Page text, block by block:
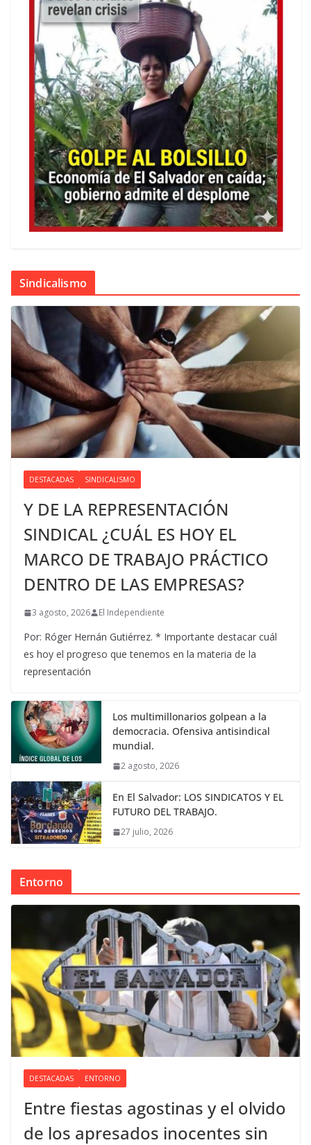
Sindicalismo
DESTACADAS SINDICALISMO
Y DE LA REPRESENTACIÓN
SINDICAL ¿CUÁL ES HOY EL
MARCO DE TRABAJO PRÁCTICO
DENTRO DE LAS EMPRESAS?
3 agosto, 2026 El Independiente
Por: Róger Hernán Gutiérrez. * Importante destacar cuál
es hoy el progreso que tenemos en la materia de la
representación
Los multimillonarios golpean a la
democracia. Ofensiva antisindical
mundial.
2 agosto, 2026
En El Salvador: LOS SINDICATOS Y EL
FUTURO DEL TRABAJO.
27 julio, 2026
Entorno
DESTACADAS ENTORNO
Entre fiestas agostinas y el olvido
de los apresados inocentes sin